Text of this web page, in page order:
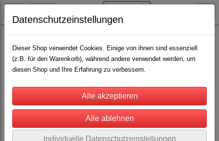
Rinderhaltung
Halfter für Rinder, Kühe, Kälber, Bullen
Fanghalfter(6)
Datenschutzeinstellungen
Dieser Shop verwendet Cookies. Einige von ihnen sind essenziell
(z.B. für den Warenkorb), während andere verwendet werden, um
diesen Shop und Ihre Erfahrung zu verbessern.
Individuelle Datenschutzeinstellungen